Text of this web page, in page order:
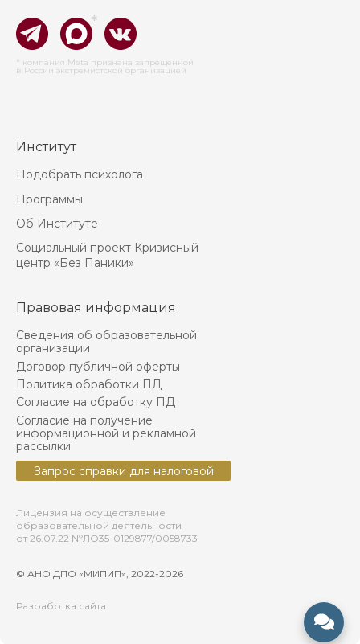
Об Институте
Подобрать психолога
Сведения об образовательной
организации
Договор публичной оферты
Политика обработки ПД
Согласие на обработку ПД
Согласие на получение
информационной и рекламной
рассылки
Правовая информация
Институт
Программы
Социальный проект Кризисный
центр «Без Паники»
*
* компания Meta признана запрещенной
в России экстремистской организацией
© АНО ДПО «МИПИП», 2022-2026
Разработка сайта
Лицензия на осуществление
образовательной деятельности
от 26.07.22 №ЛО35-0129877/0058733
Запрос справки для налоговой